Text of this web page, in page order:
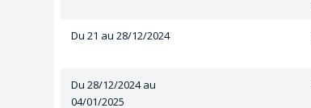
Du 21 au 28/12/2024
Du 28/12/2024 au
04/01/2025